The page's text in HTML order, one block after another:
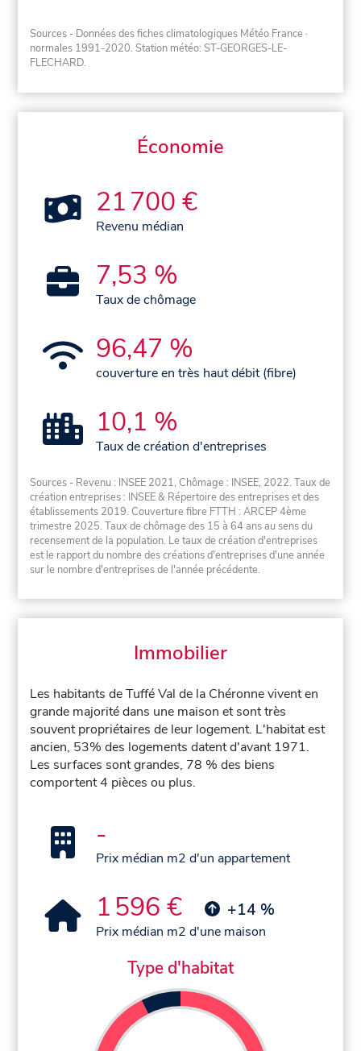
Sources - Données des fiches climatologiques Météo France ·
normales 1991-2020. Station météo: ST-GEORGES-LE-
FLECHARD.
Économie
21 700 €
Revenu médian
7,53 %
Taux de chômage
96,47 %
couverture en très haut débit (fibre)
10,1 %
Taux de création d'entreprises
Sources - Revenu : INSEE 2021, Chômage : INSEE, 2022. Taux de
création entreprises : INSEE & Répertoire des entreprises et des
établissements 2019. Couverture fibre FTTH : ARCEP 4ème
trimestre 2025. Taux de chômage des 15 à 64 ans au sens du
recensement de la population. Le taux de création d'entreprises
est le rapport du nombre des créations d'entreprises d'une année
sur le nombre d'entreprises de l'année précédente.
Immobilier
Les habitants de Tuffé Val de la Chéronne vivent en
grande majorité dans une maison et sont très
souvent propriétaires de leur logement. L'habitat est
ancien, 53% des logements datent d'avant 1971.
Les surfaces sont grandes, 78 % des biens
comportent 4 pièces ou plus.
-
Prix médian m2 d'un appartement
1 596 € +14 %
Prix médian m2 d'une maison
Type d'habitat